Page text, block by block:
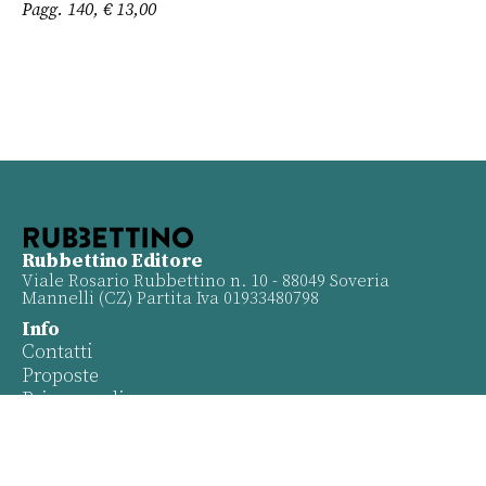
Pagg. 140, € 13,00
Rubbettino Editore
Viale Rosario Rubbettino n. 10 - 88049 Soveria
Mannelli (CZ) Partita Iva 01933480798
Info
Contatti
Proposte
Privacy policy